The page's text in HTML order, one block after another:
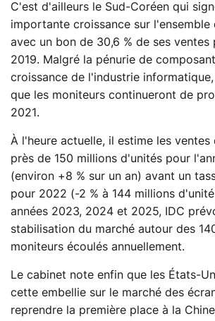
C'est d'ailleurs le Sud-Coréen qui
importante croissance sur l'ensemble
avec un bon de 30,6 % de ses
2019. Malgré la pénurie de
croissance de l'industrie
que les moniteurs continueront de
2021.
À l'heure actuelle, il estime les ventes
près de 150 millions d'unités pour
(environ +8 % sur un an) avant un
pour 2022 (-2 % à 144 millions
années 2023, 2024 et 2025, IDC
stabilisation du marché autour des
moniteurs écoulés annuellement.
Le cabinet note enfin que les États-
cette embellie sur le marché des
reprendre la première place à la